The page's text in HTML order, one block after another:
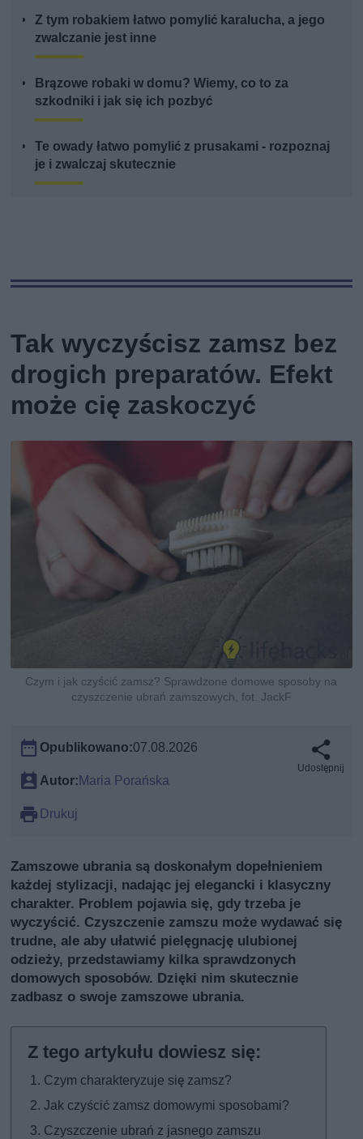
Z tym robakiem łatwo pomylić karalucha, a jego
zwalczanie jest inne
Brązowe robaki w domu? Wiemy, co to za
szkodniki i jak się ich pozbyć
Te owady łatwo pomylić z prusakami - rozpoznaj
je i zwalczaj skutecznie
Tak wyczyścisz zamsz bez
drogich preparatów. Efekt
może cię zaskoczyć
Czym i jak czyścić zamsz? Sprawdzone domowe sposoby na
czyszczenie ubrań zamszowych, fot. JackF
Opublikowano:07.08.2026
Autor: Maria Porańska
Drukuj
Udostępnij
Zamszowe ubrania są doskonałym dopełnieniem
każdej stylizacji, nadając jej elegancki i klasyczny
charakter. Problem pojawia się, gdy trzeba je
wyczyścić. Czyszczenie zamszu może wydawać się
trudne, ale aby ułatwić pielęgnację ulubionej
odzieży, przedstawiamy kilka sprawdzonych
domowych sposobów. Dzięki nim skutecznie
zadbasz o swoje zamszowe ubrania.
Czym charakteryzuje się zamsz?
Jak czyścić zamsz domowymi sposobami?
Czyszczenie ubrań z jasnego zamszu